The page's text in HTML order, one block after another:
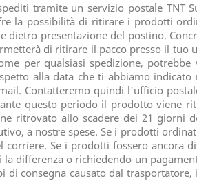
tramite un servizio postale TNT
la possibilità di ritirare i prodotti
presentazione del postino.
di ritirare il pacco presso il tuo
per qualsiasi spedizione, potrebbe
alla data che ti abbiamo indicato
Contatteremo quindi l'ufficio
questo periodo il prodotto viene
ritrovato allo scadere dei 21 giorni
a nostre spese. Se i prodotti
Se i prodotti fossero ancora
differenza o richiedendo un
consegna causato dal trasportatore,